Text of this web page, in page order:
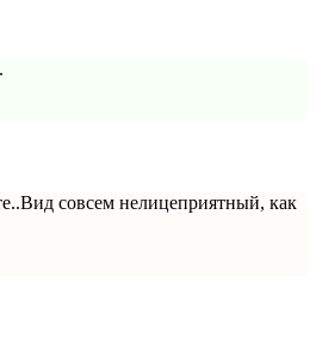
совсем нелицеприятный, как